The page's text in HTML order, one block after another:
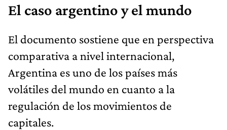
El caso argentino y el mundo
El documento sostiene que en perspectiva
comparativa a nivel internacional,
Argentina es uno de los países más
volátiles del mundo en cuanto a la
regulación de los movimientos de
capitales.